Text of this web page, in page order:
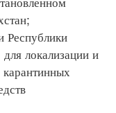
локализации и